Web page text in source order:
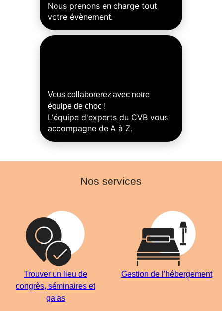
Nous prenons en charge tout
votre évènement.
Vous collaborerez avec notre
équipe de choc !
L'équipe d'experts du CVB vous
accompagne de A à Z.
Nos services
Trouver un lieu de
congrès, séminaires et
galas
Gestion de l’hébergement